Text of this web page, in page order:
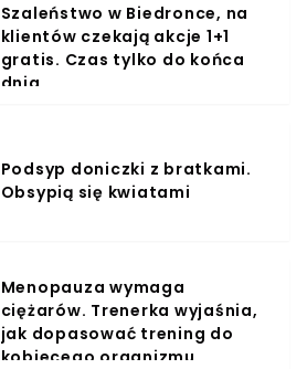
Szaleństwo w Biedronce, na
klientów czekają akcje 1+1
gratis. Czas tylko do końca
dnia
Podsyp doniczki z bratkami.
Obsypią się kwiatami
Menopauza wymaga
ciężarów. Trenerka wyjaśnia,
jak dopasować trening do
kobiecego organizmu